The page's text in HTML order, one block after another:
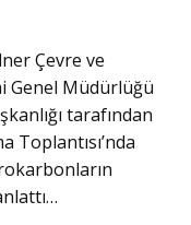
Çevre ve
Genel Müdürlüğü
tarafından
Toplantısı’nda